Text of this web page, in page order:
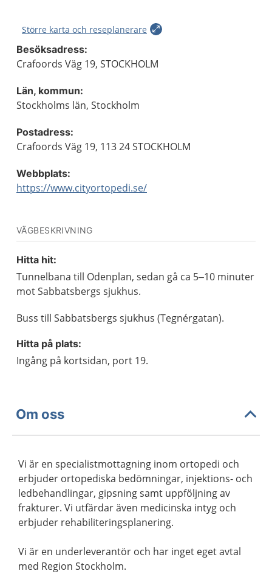
Större karta och reseplanerare
Besöksadress:
Crafoords Väg 19, STOCKHOLM
Län, kommun:
Stockholms län, Stockholm
Postadress:
Crafoords Väg 19, 113 24 STOCKHOLM
Webbplats:
https://www.cityortopedi.se/
VÄGBESKRIVNING
Hitta hit:
Tunnelbana till Odenplan, sedan gå ca 5–10 minuter
mot Sabbatsbergs sjukhus.
Buss till Sabbatsbergs sjukhus (Tegnérgatan).
Hitta på plats:
Ingång på kortsidan, port 19.
Om oss
Vi är en specialistmottagning inom ortopedi och
erbjuder ortopediska bedömningar, injektions- och
ledbehandlingar, gipsning samt uppföljning av
frakturer. Vi utfärdar även medicinska intyg och
erbjuder rehabiliteringsplanering.
Vi är en underleverantör och har inget eget avtal
med Region Stockholm.